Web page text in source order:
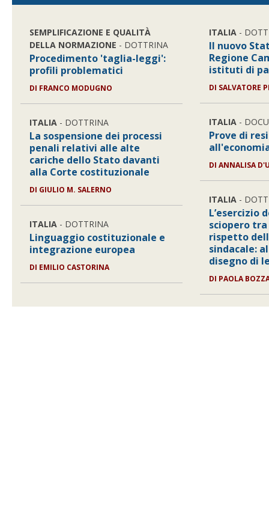
SEMPLIFICAZIONE E QUALITÀ
DELLA NORMAZIONE - DOTTRINA
Procedimento 'taglia-leggi':
profili problematici
DI FRANCO MODUGNO
ITALIA - DOTTRINA
La sospensione dei processi
penali relativi alle alte
cariche dello Stato davanti
alla Corte costituzionale
DI GIULIO M. SALERNO
ITALIA - DOTTRINA
Linguaggio costituzionale e
integrazione europea
DI EMILIO CASTORINA
ITALIA -
Il nuovo
Regione
istituti di
DI SALVATORE
ITALIA -
Prove di
DI ANNALISA
ITALIA -
L’esercizio
sciopero
rispetto
sindacale:
disegno di
DI PAOLA